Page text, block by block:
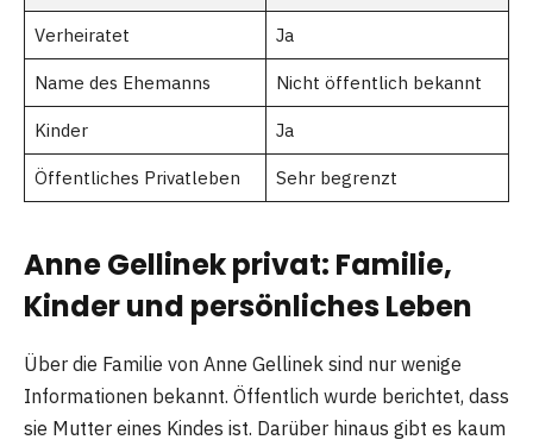
Verheiratet Ja
Name des Ehemanns Nicht öffentlich bekannt
Kinder Ja
Öffentliches Privatleben Sehr begrenzt
Anne Gellinek privat: Familie,
Kinder und persönliches Leben
Über die Familie von Anne Gellinek sind nur wenige
Informationen bekannt. Öffentlich wurde berichtet, dass
sie Mutter eines Kindes ist. Darüber hinaus gibt es kaum